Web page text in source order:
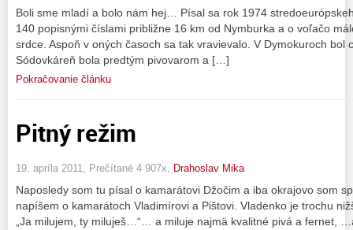
Boli sme mladí a bolo nám hej… Písal sa rok 1974
140 popisnými číslami približne 16 km od Nymburka a o voľačo
srdce. Aspoň v oných časoch sa tak vravievalo. V Dymokuroch bol
Sódovkáreň bola predtým pivovarom a […]
Pokračovanie článku
Pitný režim
19. apríla 2011, Prečítané 4 907x, Drahoslav Mika
Naposledy som tu písal o kamarátovi Džočim a iba okrajovo som
napíšem o kamarátoch Vladimírovi a Pištovi. Vladenko je trochu
„Ja milujem, ty miluješ…“… a miluje najmä kvalitné pivá a fernet,